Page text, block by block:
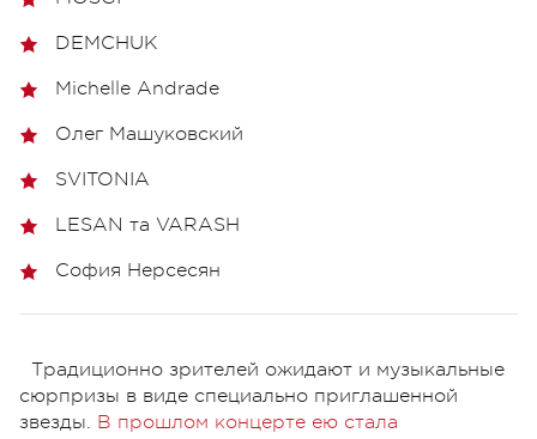
DEMCHUK
Michelle Andrade
Олег Машуковский
SVITONIA
LESAN та VARASH
София Нерсесян
Традиционно зрителей ожидают и музыкальные
сюрпризы в виде специально приглашенной
звезды. В прошлом концерте ею стала